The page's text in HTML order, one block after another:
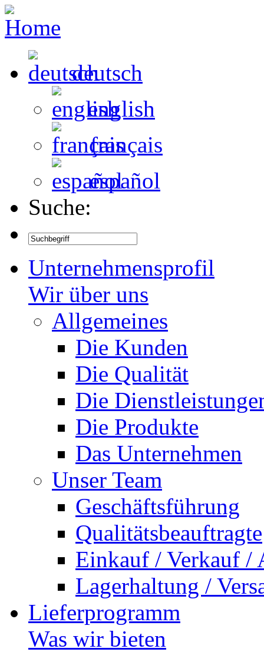
deutsch
english
français
español
Suche:
Unternehmensprofil
Wir über uns
Allgemeines
Die Kunden
Die Qualität
Die
Die Produkte
Das Unternehmen
Unser Team
Geschäftsführung
Qualitätsbeauftragte
Einkauf / Verkauf /
Lagerhaltung /
Lieferprogramm
Was wir bieten